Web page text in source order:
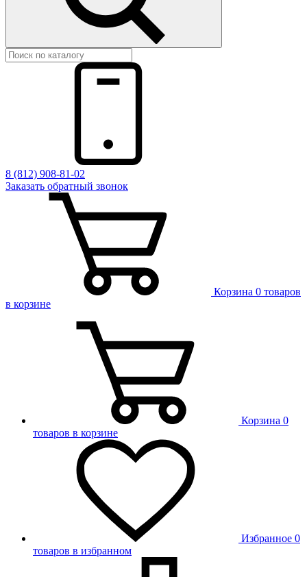
8 (812) 908-81-02
Заказать обратный звонок
Корзина 0 товаров
в корзине
Корзина 0
товаров в корзине
Избранное 0
товаров в избранном